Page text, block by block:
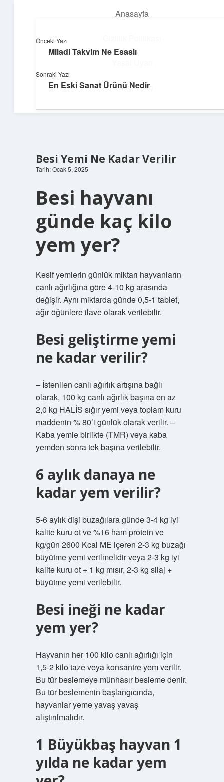
Anasayfa
Hakkımızda
Dijital dünyada huzurlu bir yolculuk!
Besi Yemi Ne Kadar Verilir
Tarih: Ocak 5, 2025
Besi hayvanı
günde kaç kilo
yem yer?
Kesif yemlerin günlük miktarı hayvanların
canlı ağırlığına göre 4-10 kg arasında
değişir. Aynı miktarda günde 0,5-1 tablet,
ağır öğünlere ilave olarak verilebilir.
Besi geliştirme yemi
ne kadar verilir?
– İstenilen canlı ağırlık artışına bağlı
olarak, 100 kg canlı ağırlık başına en az
2,0 kg HALİS sığır yemi veya toplam kuru
maddenin % 80’i günlük olarak verilir. –
Kaba yemle birlikte (TMR) veya kaba
yemden sonra tek başına verilebilir.
6 aylık danaya ne
kadar yem verilir?
5-6 aylık dişi buzağılara günde 3-4 kg iyi
kalite kuru ot ve %16 ham protein ve
kg/gün 2600 Kcal ME içeren 2-3 kg buzağı
büyütme yemi verilmelidir veya 2-3 kg iyi
kalite kuru ot + 1 kg mısır, 2-3 kg silaj +
büyütme yemi verilebilir.
Besi ineği ne kadar
yem yer?
Hayvanın her 100 kilo canlı ağırlığı için
1,5-2 kilo taze veya konsantre yem verilir.
Bu tür beslemeye münhasır besleme denir.
Bu tür beslemenin başlangıcında,
hayvanlar yeme yavaş yavaş
alıştırılmalıdır.
1 Büyükbaş hayvan 1
yılda ne kadar yem
Önceki Yazı
Miladi Takvim Ne Esaslı
Sonraki Yazı
En Eski Sanat Ürünü Nedir